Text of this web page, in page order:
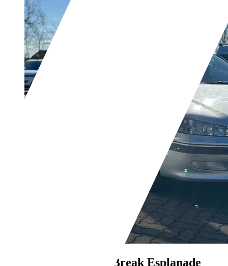
406 Break Esplanade